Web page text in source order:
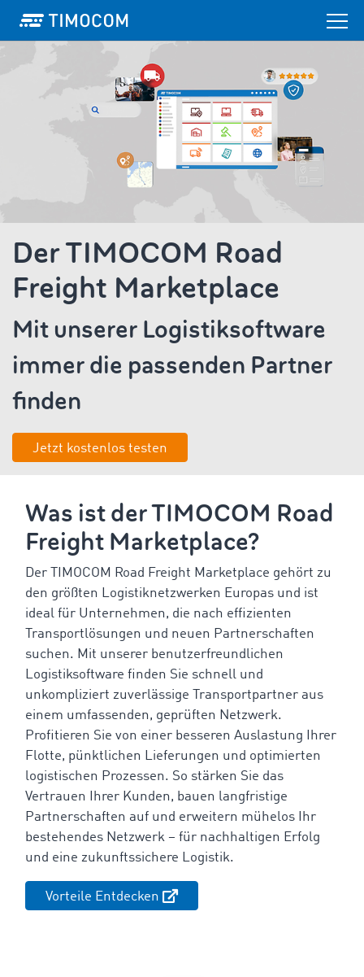
Der TIMOCOM Road
Freight Marketplace
Mit unserer Logistiksoftware
immer die passenden Partner
finden
Jetzt kostenlos testen
Was ist der TIMOCOM Road
Freight Marketplace?
Der TIMOCOM Road Freight Marketplace gehört zu
den größten Logistiknetzwerken Europas und ist
ideal für Unternehmen, die nach effizienten
Transportlösungen und neuen Partnerschaften
suchen. Mit unserer benutzerfreundlichen
Logistiksoftware finden Sie schnell und
unkompliziert zuverlässige Transportpartner aus
einem umfassenden, geprüften Netzwerk.
Profitieren Sie von einer besseren Auslastung Ihrer
Flotte, pünktlichen Lieferungen und optimierten
logistischen Prozessen. So stärken Sie das
Vertrauen Ihrer Kunden, bauen langfristige
Partnerschaften auf und erweitern mühelos Ihr
bestehendes Netzwerk – für nachhaltigen Erfolg
und eine zukunftssichere Logistik.
Vorteile Entdecken